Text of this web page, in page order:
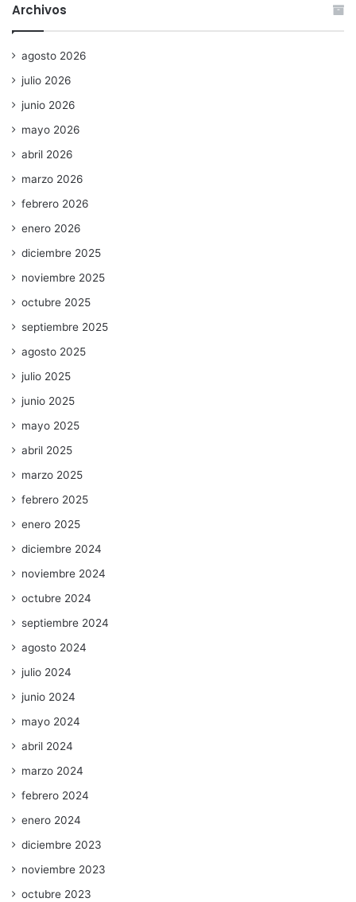
Archivos
agosto 2026
julio 2026
junio 2026
mayo 2026
abril 2026
marzo 2026
febrero 2026
enero 2026
diciembre 2025
noviembre 2025
octubre 2025
septiembre 2025
agosto 2025
julio 2025
junio 2025
mayo 2025
abril 2025
marzo 2025
febrero 2025
enero 2025
diciembre 2024
noviembre 2024
octubre 2024
septiembre 2024
agosto 2024
julio 2024
junio 2024
mayo 2024
abril 2024
marzo 2024
febrero 2024
enero 2024
diciembre 2023
noviembre 2023
octubre 2023